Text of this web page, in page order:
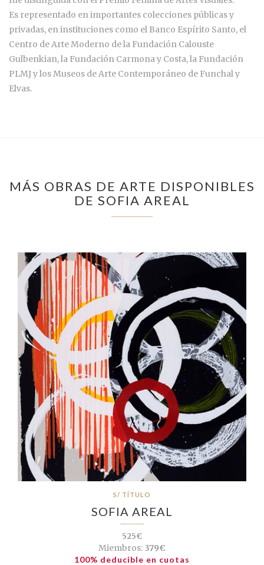
Es representado en importantes colecciones públicas y
privadas, en instituciones como el Banco Espírito Santo, el
Centro de Arte Moderno de la Fundación Calouste
Gulbenkian, la Fundación Carmona y Costa, la Fundación
PLMJ y los Museos de Arte Contemporáneo de Funchal y
Elvas.
MÁS OBRAS DE ARTE DISPONIBLES
DE SOFIA AREAL
S/ TÍTULO
SOFIA AREAL
525€
Miembros: 379€
100% deducible en cuotas